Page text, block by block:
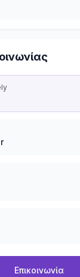
Επικοινωνία